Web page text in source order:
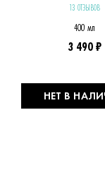
13 ОТЗЫВОВ
400 мл
3 490 ₽
НЕТ В